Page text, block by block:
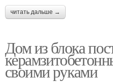
читать дальше →
Дом из блока
своими руками